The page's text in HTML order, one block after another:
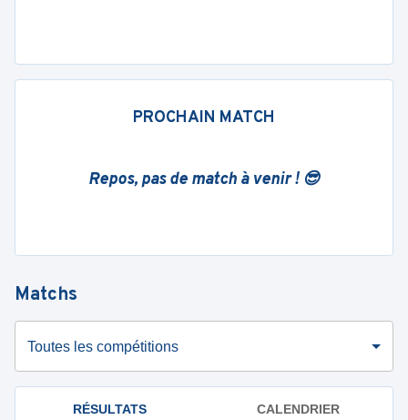
PROCHAIN MATCH
Repos, pas de match à venir ! 😎
Matchs
Toutes les compétitions
RÉSULTATS CALENDRIER